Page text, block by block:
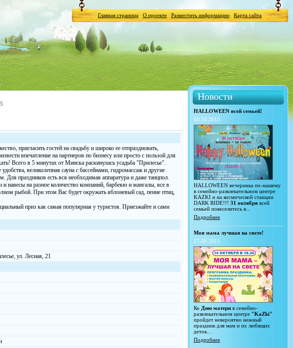
Главная страница О проекте Разместить информацию Карта сайта
пригласить гостей на свадьбу и широко ее отпраздновать,
впечатление на партнеров по бизнесу или просто с пользой для
Всего в 5 минутах от Минска раскинулась усадьба "Прилесье".
великолепная сауна с бассейнами, гидромассаж и другие
праздников есть вся необходимая аппаратура и даже танцпол.
навесы на разное количество компаний, барбекю и мангалы, все в
рыбой. При этом Вас будет окружать яблоневый сад, пение птиц,
приз как самая популярная у туристов. Приезжайте и сами
ул. Лесная, 21
Новости
HALLOWEEN всей семьей!
10.10.2015
HALLOWEEN вечеринка по-нашему
в семейно-развлекательном центре
KAZKI и на космической станции
DARK RIDE!!! 31 октября всей
семьей повеселитесь в...
Подробнее
Моя мама лучшая на свете!
17.09.2015
Ко Дню матери в семейно-
развлекательном центре "KaZki"
пройдет невероятно нежный
праздник для мам и их любящих
деток...
Подробнее